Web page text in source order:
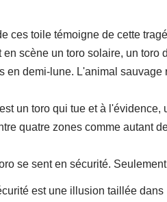
ces toile témoigne de cette
scène un toro solaire, un toro
en demi-lune. L'animal sauvage
un toro qui tue et à l'évidence,
quatre zones comme autant
se sent en sécurité.
est une illusion taillée